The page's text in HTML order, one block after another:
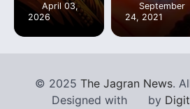
April 03,
2026
September
24, 2021
© 2025 The Jagran News.
Designed with
by